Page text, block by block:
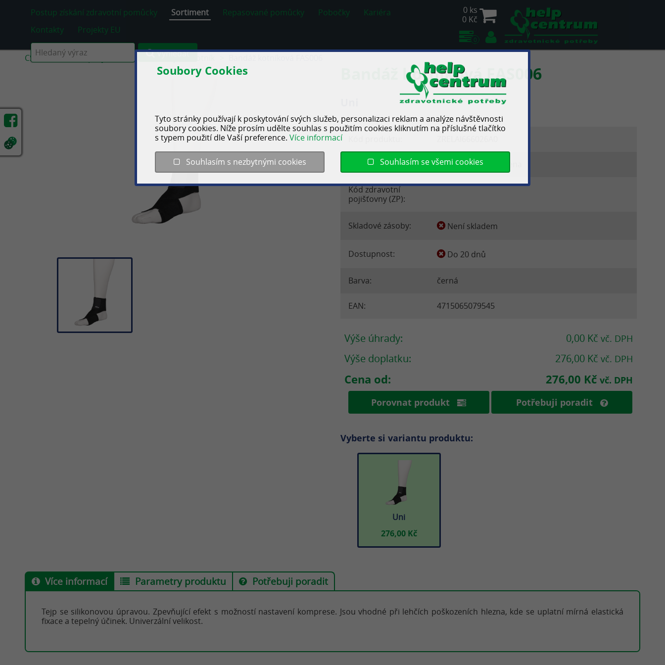
Soubory Cookies
Tyto stránky používají k poskytování svých služeb, personalizaci reklam a analýze návštěvnosti
soubory cookies. Níže prosím udělte souhlas s použitím cookies kliknutím na příslušné tlačítko
s typem použití dle Vaší preference. Více informací
Souhlasím s nezbytnými cookies Souhlasím se všemi cookies
Postup získání zdravotní pomůcky Sortiment Repasované pomůcky Pobočky
Kariéra
Kontakty
Projekty EU
Vyhledat
0 ks
0 Kč
0
CS Bandáže a pásy
Bandáž kotníková FAS006
Úhrada: Pomůcka není hrazena
Kód zdravotní
pojišťovny (ZP):
Skladové zásoby: Není skladem
Dostupnost: Do 20 dnů
Barva: černá
EAN: 4715065079545
Výše úhrady: 0,00 Kč vč. DPH
Výše doplatku: 276,00 Kč vč. DPH
Cena od: 276,00 Kč vč. DPH
Porovnat produkt
Potřebuji poradit
Vyberte si variantu produktu:
Uni
276,00 Kč
Více informací Parametry produktu Potřebuji poradit
Tejp se silikonovou úpravou. Zpevňující efekt s možností nastavení komprese. Jsou vhodné při lehčích poškozeních hlezna, kde se uplatní mírná elastická
fixace a tepelný účinek. Univerzální velikost.